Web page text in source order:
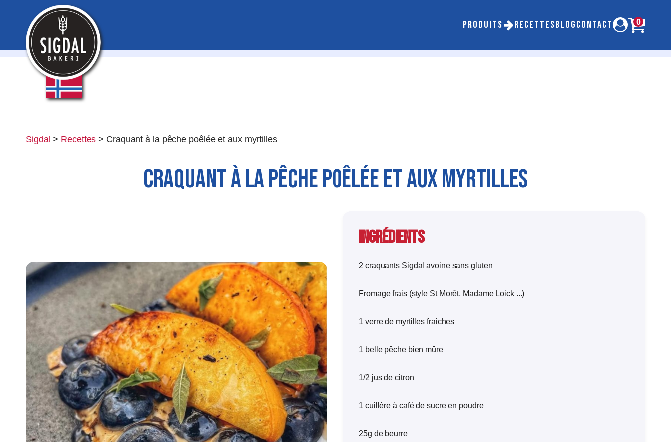
PRODUITS RECETTESBLOGCONTACT 0
Sigdal > Recettes > Craquant à la pêche poêlée et aux myrtilles
CRAQUANT À LA PÊCHE POÊLÉE ET AUX MYRTILLES
Ingrédients
2 craquants Sigdal avoine sans gluten
Fromage frais (style St Morêt, Madame Loick ...)
1 verre de myrtilles fraiches
1 belle pêche bien mûre
1/2 jus de citron
1 cuillère à café de sucre en poudre
25g de beurre